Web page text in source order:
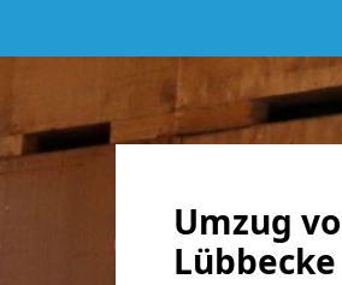
Umzug